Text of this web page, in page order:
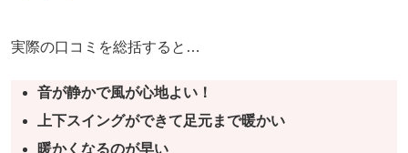
実際の口コミを総括すると…
音が静かで風が心地よい！
上下スイングができて足元まで暖かい
暖かくなるのが早い